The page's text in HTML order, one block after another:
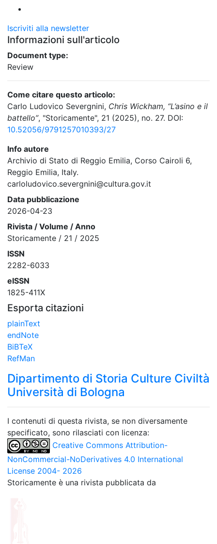
Iscriviti alla newsletter
Informazioni sull'articolo
Document type:
Review
Come citare questo articolo:
Carlo Ludovico Severgnini, Chris Wickham, “L’asino e il
battello”, "Storicamente", 21 (2025), no. 27. DOI:
10.52056/9791257010393/27
Info autore
Archivio di Stato di Reggio Emilia, Corso Cairoli 6,
Reggio Emilia, Italy.
carloludovico.severgnini@cultura.gov.it
Data pubblicazione
2026-04-23
Rivista / Volume / Anno
Storicamente / 21 / 2025
ISSN
2282-6033
eISSN
1825-411X
Esporta citazioni
plainText
endNote
BiBTeX
RefMan
Dipartimento di Storia Culture Civiltà
Università di Bologna
I contenuti di questa rivista, se non diversamente
specificato, sono rilasciati con licenza:
Creative Commons Attribution-
NonCommercial-NoDerivatives 4.0 International
License 2004- 2026
Storicamente è una rivista pubblicata da